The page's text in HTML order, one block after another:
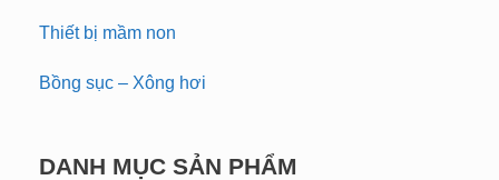
Thiết bị mầm non
Bồng sục – Xông hơi
DANH MỤC SẢN PHẨM